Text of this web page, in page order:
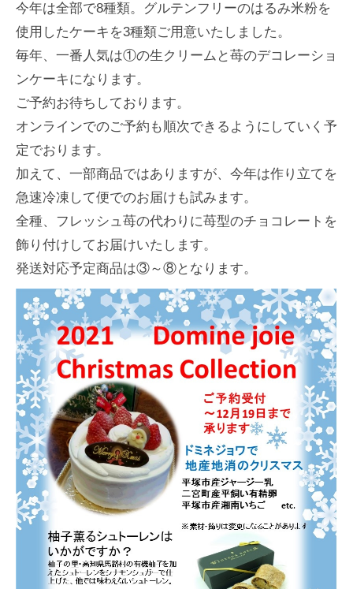
今年は全部で8種類。グルテンフリーのはるみ米粉を
使用したケーキを3種類ご用意いたしました。
毎年、一番人気は①の生クリームと苺のデコレーショ
ンケーキになります。
ご予約お待ちしております。
オンラインでのご予約も順次できるようにしていく予
定でおります。
加えて、一部商品ではありますが、今年は作り立てを
急速冷凍して便でのお届けも試みます。
全種、フレッシュ苺の代わりに苺型のチョコレートを
飾り付けしてお届けいたします。
発送対応予定商品は③～⑧となります。